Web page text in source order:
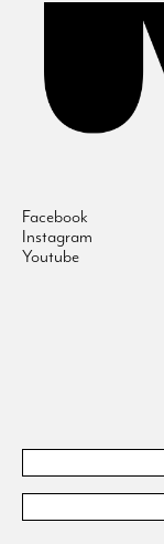
Facebook
Instagram
Youtube